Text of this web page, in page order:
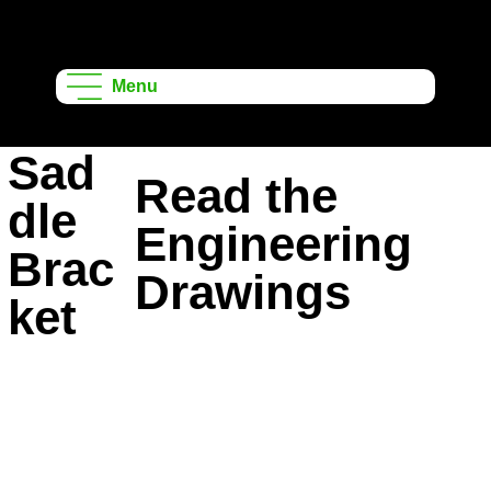
प्रोजेक्ट्स
Menu
Sad
dle
Brac
ket
Read the
Engineering
Drawings